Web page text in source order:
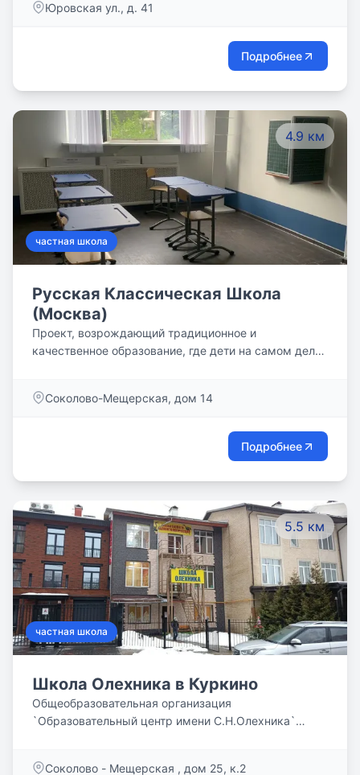
шанс.
Юровская ул., д. 41
Подробнее
4.9 км
частная школа
Русская Классическая Школа
(Москва)
Проект, возрождающий традиционное и
качественное образование, где дети на самом деле
Соколово-Мещерская, дом 14
Подробнее
5.5 км
частная школа
Школа Олехника в Куркино
Общеобразовательная организация
`Образовательный центр имени С.Н.Олехника`
Соколово - Мещерская , дом 25, к.2